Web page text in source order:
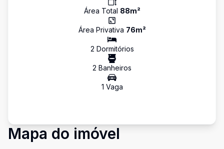
Área Total 88m²
Área Privativa 76m²
2 Dormitórios
2 Banheiros
1 Vaga
Mapa do imóvel